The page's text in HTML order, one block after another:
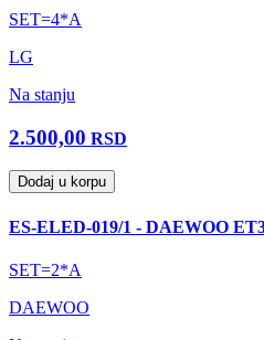
SET=4*A
LG
Na stanju
2.500,00 RSD
Dodaj u korpu
ES-ELED-019/1 - DAEWOO
SET=2*A
DAEWOO